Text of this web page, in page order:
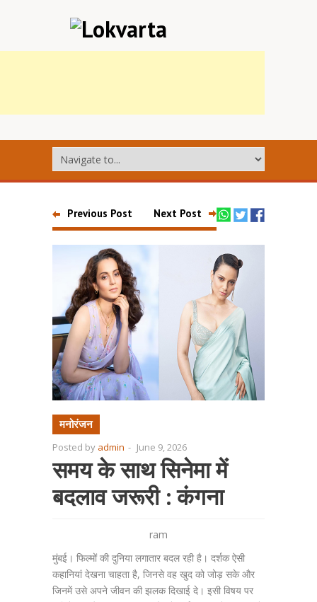
Previous Post Next Post
मनोरंजन
Posted by admin - June 9, 2026
समय के साथ सिनेमा में
बदलाव जरूरी : कंगना
ram
मुंबई। फिल्मों की दुनिया लगातार बदल रही है। दर्शक ऐसी
कहानियां देखना चाहता है, जिनसे वह खुद को जोड़ सके और
जिनमें उसे अपने जीवन की झलक दिखाई दे। इसी विषय पर